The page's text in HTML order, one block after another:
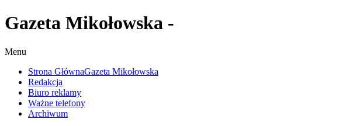
Gazeta Mikołowska -
Menu
Strona GłównaGazeta Mikołowska
Redakcja
Biuro reklamy
Ważne telefony
Archiwum